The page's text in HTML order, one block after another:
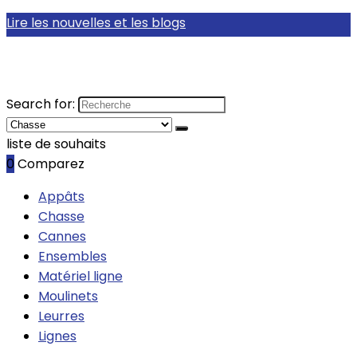
Lire les nouvelles et les blogs
Search for:
liste de souhaits
0 Comparez
Appâts
Chasse
Cannes
Ensembles
Matériel ligne
Moulinets
Leurres
Lignes